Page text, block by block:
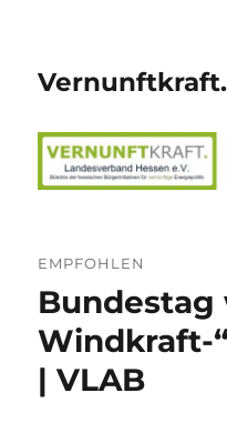
Vernunftkraft.
EMPFOHLEN
Windkraft-
| VLAB